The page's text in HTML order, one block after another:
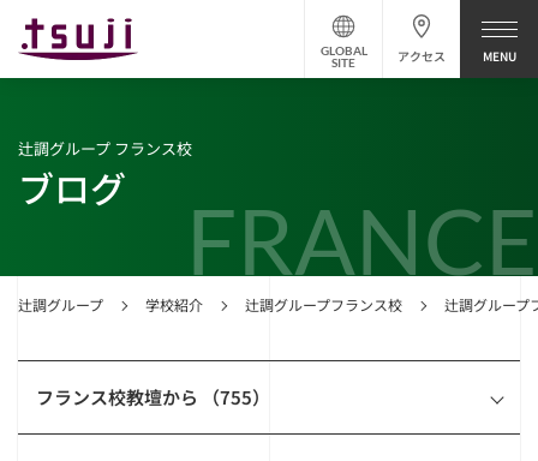
アクセス
GLOBAL
SITE
FRANCE
辻調グループ 学校紹介 辻調グループフランス校 辻調グループ
辻調グループ フランス校
ブログ
フランス校教壇から （755）